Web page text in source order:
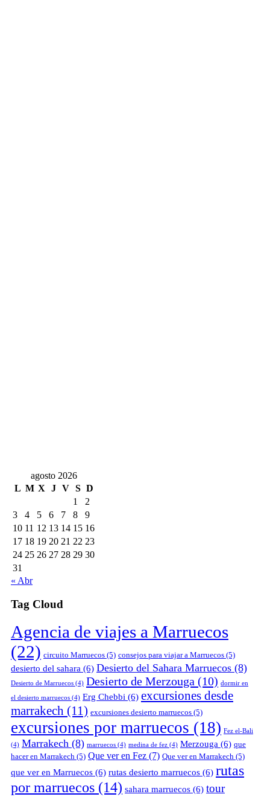
agosto 2026
L M X J V S D
1
2
3
4 5 6 7 8
9
10 11 12 13 14 15 16
17 18 19 20 21 22 23
24 25 26 27 28 29 30
31
« Abr
Tag Cloud
Agencia de viajes a Marruecos
(22) circuito Marruecos (5) consejos para viajar a Marruecos (5)
desierto del sahara (6) Desierto del Sahara Marruecos (8)
Desierto de Marruecos (4) Desierto de Merzouga (10) dormir en
el desierto marruecos (4) Erg Chebbi (6) excursiones desde
marrakech (11) excursiones desierto marruecos (5)
excursiones por marruecos (18) Fez el-Bali
(4) Marrakech (8) marruecos (4) medina de fez (4) Merzouga (6) que
hacer en Marrakech (5) Que ver en Fez (7) Que ver en Marrakech (5)
que ver en Marruecos (6) rutas desierto marruecos (6) rutas
por marruecos (14) sahara marruecos (6) tour